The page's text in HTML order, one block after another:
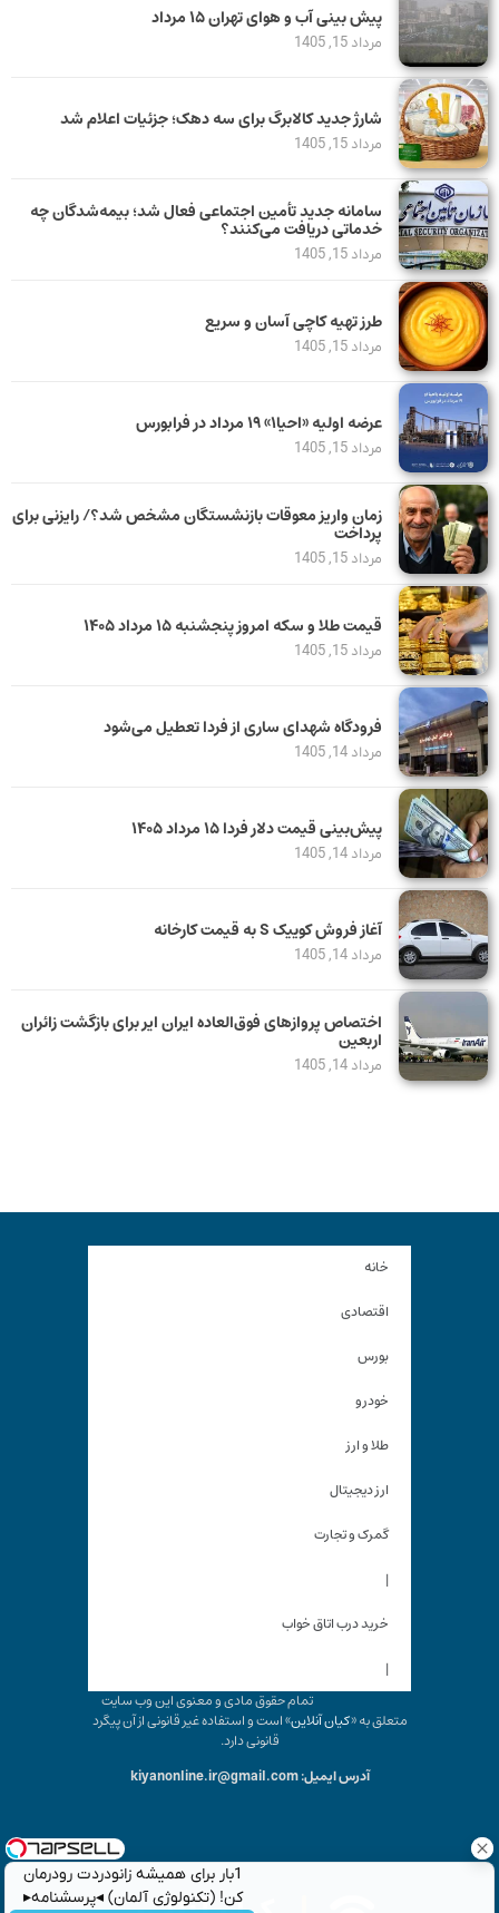
1بار برای همیشه زانودردت رودرمان
کن! (تکنولوژی آلمان) ◂پرسشنامه▸
پیش بینی آب و هوای تهران ۱۵ مرداد
مرداد 15, 1405
شارژ جدید کالابرگ برای سه دهک؛ جزئیات اعلام شد
مرداد 15, 1405
سامانه جدید تأمین اجتماعی فعال شد؛ بیمه‌شدگان چه
خدماتی دریافت می‌کنند؟
مرداد 15, 1405
طرز تهیه کاچی آسان و سریع
مرداد 15, 1405
عرضه اولیه «احیا۱» ۱۹ مرداد در فرابورس
مرداد 15, 1405
زمان واریز معوقات بازنشستگان مشخص شد؟/ رایزنی برای
پرداخت
مرداد 15, 1405
قیمت طلا و سکه امروز پنجشنبه ۱۵ مرداد ۱۴۰۵
مرداد 15, 1405
فرودگاه شهدای ساری از فردا تعطیل می‌شود
مرداد 14, 1405
پیش‌بینی قیمت دلار فردا ۱۵ مرداد ۱۴۰۵
مرداد 14, 1405
آغاز فروش کوییک S به قیمت کارخانه
مرداد 14, 1405
اختصاص پروازهای فوق‌العاده ایران ایر برای بازگشت زائران
اربعین
مرداد 14, 1405
خانه
اقتصادی
بورس
خودرو
طلا و ارز
ارز دیجیتال
گمرک و تجارت
|
خرید درب اتاق خواب
|
تمام حقوق مادی و معنوی این وب سایت
متعلق به «کیان آنلاین» است و استفاده غیر قانونی از آن پیگرد
قانونی دارد.
آدرس ایمیل: kiyanonline.ir@gmail.com